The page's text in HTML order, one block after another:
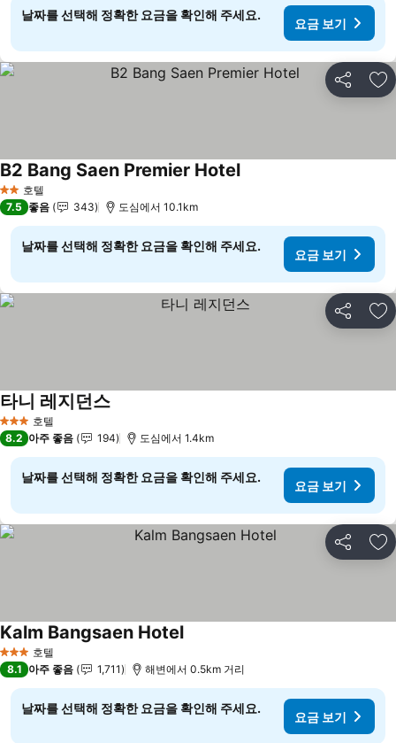
날짜를 선택해 정확한 요금을 확인해 주세요.
요금 보기
공유 즐
2 성급호텔
B2 Bang Saen Premier Hotel요금 보기
7.5 좋음 343 도심에서 10.1km
날짜를 선택해 정확한 요금을 확인해 주세요.
요금 보기
공유 즐
3 성급 호텔
타니 레지던스요금 보기
8.2 아주 좋음 194 도심에서 1.4km
날짜를 선택해 정확한 요금을 확인해 주세요.
요금 보기
공유 즐
3 성급 호텔
Kalm Bangsaen Hotel요금 보기
8.1 아주 좋음 1,711 해변에서 0.5km 거리
날짜를 선택해 정확한 요금을 확인해 주세요.
요금 보기